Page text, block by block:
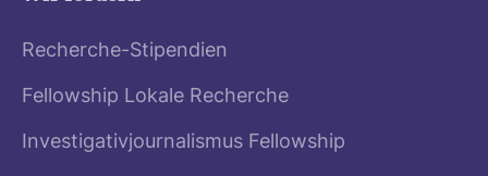
Recherche-Stipendien
Fellowship Lokale Recherche
Investigativjournalismus Fellowship